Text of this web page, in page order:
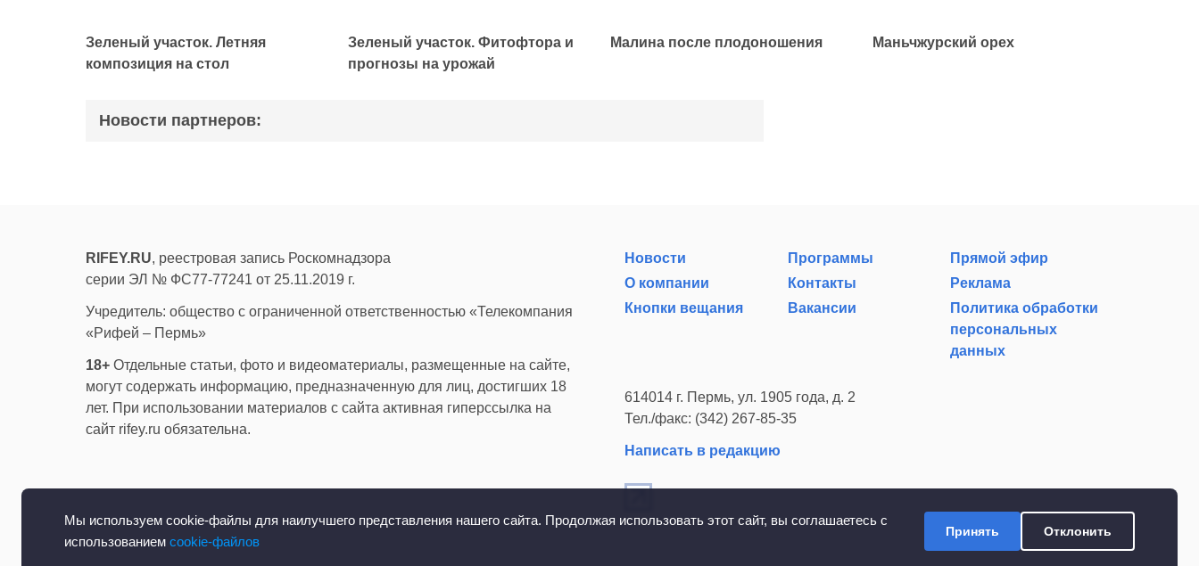
Мы используем cookie-файлы для наилучшего представления нашего сайта. Продолжая использовать этот сайт, вы соглашаетесь с
использованием cookie-файлов
Принять Отклонить
Зеленый участок. Летняя
композиция на стол
Зеленый участок. Фитофтора и
прогнозы на урожай
Малина после плодоношения Маньчжурский орех
Новости партнеров:
RIFEY.RU, реестровая запись Роскомнадзора
серии ЭЛ № ФС77-77241 от 25.11.2019 г.
Учредитель: общество с ограниченной ответственностью «Телекомпания
«Рифей – Пермь»
18+ Отдельные статьи, фото и видеоматериалы, размещенные на сайте,
могут содержать информацию, предназначенную для лиц, достигших 18
лет. При использовании материалов с сайта активная гиперссылка на
сайт rifey.ru обязательна.
Новости Программы
Прямой эфир
О компании
Контакты
Реклама
Кнопки вещания
Вакансии
Политика обработки
персональных
данных
614014 г. Пермь, ул. 1905 года, д. 2
Тел./факс: (342) 267-85-35
Написать в редакцию